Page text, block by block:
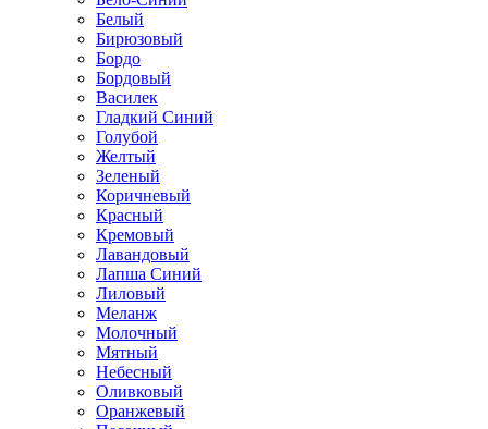
Белый
Бирюзовый
Бордо
Бордовый
Василек
Гладкий Синий
Голубой
Желтый
Зеленый
Коричневый
Красный
Кремовый
Лавандовый
Лапша Синий
Лиловый
Меланж
Молочный
Мятный
Небесный
Оливковый
Оранжевый